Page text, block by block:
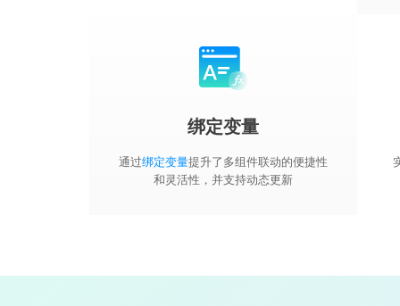
绑定变量
通过绑定变量提升了多组件联动的便捷性
和灵活性，并支持动态更新